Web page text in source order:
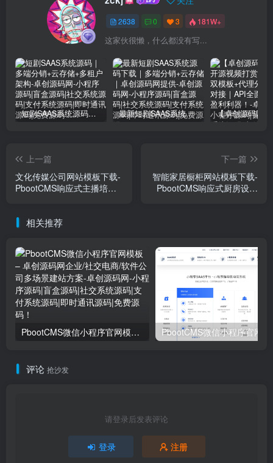
2638 0 3 181W+
这家伙很懒，什么都没有写...
短剧SAAS系统源码｜多端分销+云存储+多租户架构 最新短剧SAAS系统源码下载｜多端分销+云存储｜卓创源码网提供
上一篇
文化传媒公司网站模板下载-
PbootCMS响应式主播培训
下一篇
智能家居橱柜网站模板下载-
PbootCMS响应式厨房设计
相关推荐
PbootCMS微信小程序官网模板 – 卓创源码网企业/社交电商/软件公司多场景建站方案
评论 抢沙发
请登录后发表评论
登录 注册